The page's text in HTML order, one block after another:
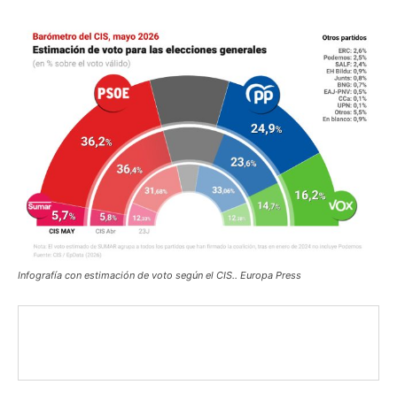
Infografía con estimación de voto según el CIS.. Europa Press